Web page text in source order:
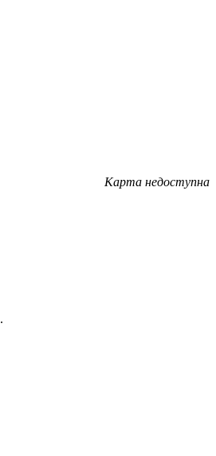
Карта недоступна
.